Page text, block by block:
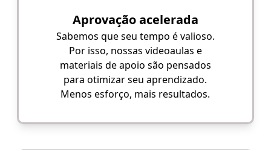
Aprovação acelerada
Sabemos que seu tempo é valioso.
Por isso, nossas videoaulas e
materiais de apoio são pensados
para otimizar seu aprendizado.
Menos esforço, mais resultados.